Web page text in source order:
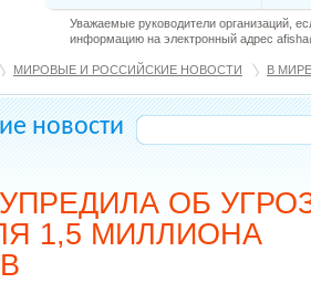
Уважаемые руководители организаций,
информацию на электронный адрес
МИРОВЫЕ И РОССИЙСКИЕ НОВОСТИ В МИРЕ
новости
ОБ
1,5 МИЛЛИОНА